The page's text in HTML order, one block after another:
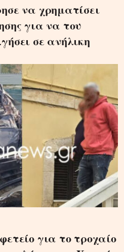
να χρηματίσει
για να του
σε ανήλικη
για το τροχαίο